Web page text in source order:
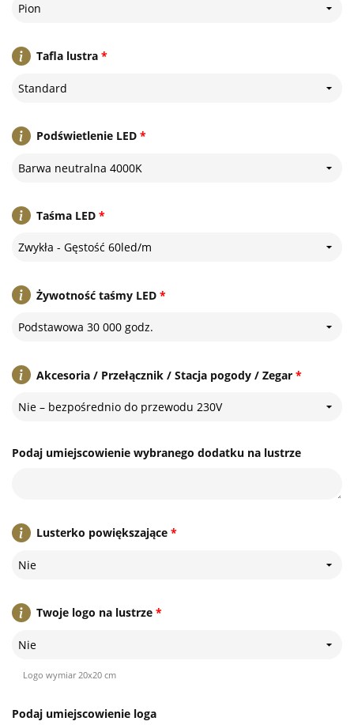
Pion
*
Tafla lustra
Standard
*
Podświetlenie LED
Barwa neutralna 4000K
*
Taśma LED
Zwykła - Gęstość 60led/m
*
Żywotność taśmy LED
Podstawowa 30 000 godz.
*
Akcesoria / Przełącznik / Stacja pogody / Zegar
Nie – bezpośrednio do przewodu 230V
Podaj umiejscowienie wybranego dodatku na lustrze
*
Lusterko powiększające
Nie
*
Twoje logo na lustrze
Nie
Logo wymiar 20x20 cm
Podaj umiejscowienie loga